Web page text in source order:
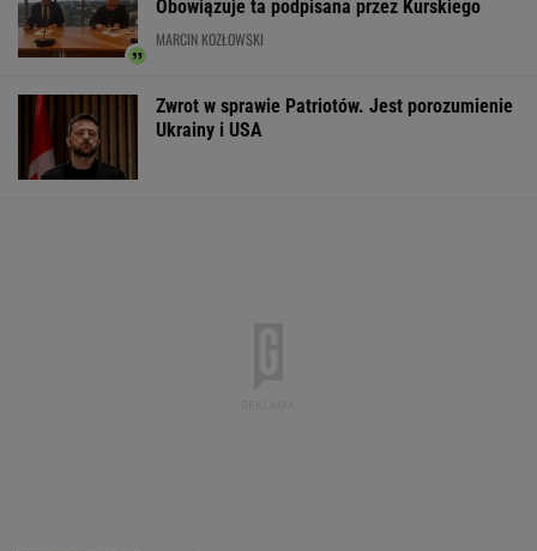
Obowiązuje ta podpisana przez Kurskiego
MARCIN KOZŁOWSKI
Zwrot w sprawie Patriotów. Jest porozumienie
Ukrainy i USA